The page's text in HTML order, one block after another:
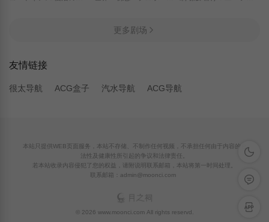
更多剧场
友情链接
很太导航 ACG盒子 汽水导航 ACG导航
深色模
留言反
APP下
本站只提供WEB页面服务，本站不存储、不制作任何视频，不承担任何由于内容的合
法性及健康性所引起的争议和法律责任。
若本站收录内容侵犯了您的权益，请附说明联系邮箱，本站将第一时间处理。
联系邮箱：admin@moonci.com
© 2026 www.moonci.com All rights reservd.